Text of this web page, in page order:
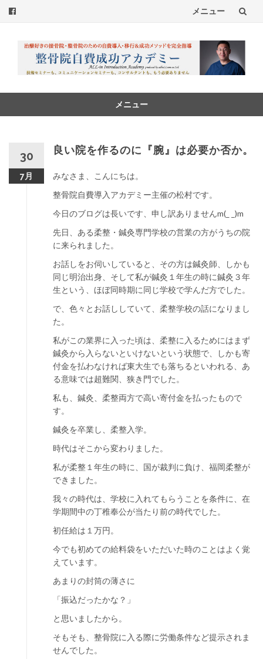
メニュー
ス
メニュー
30
7月
良い院を作るのに『腕』は必要か否か。
みなさま、こんにちは。
整骨院自費導入アカデミー主催の松村です。
今日のブログは長いです、申し訳ありませんm(_ _)m
先日、ある柔整・鍼灸専門学校の営業の方がうちの院
に来られました。
お話しをお伺いしていると、その方は鍼灸師、しかも
同じ明治出身、そして私が鍼灸１年生の時に鍼灸３年
生という、ほぼ同時期に同じ学校で学んだ方でした。
で、色々とお話ししていて、柔整学校の話になりまし
た。
私がこの業界に入った頃は、柔整に入るためにはまず
鍼灸から入らないといけないという状態で、しかも寄
付金を払わなければ東大生でも落ちるといわれる、あ
る意味では超難関、狭き門でした。
私も、鍼灸、柔整両方で高い寄付金を払ったもので
す。
鍼灸を卒業し、柔整入学。
時代はそこから変わりました。
私が柔整１年生の時に、国が裁判に負け、福岡柔整が
できました。
我々の時代は、学校に入れてもらうことを条件に、在
学期間中の丁稚奉公が当たり前の時代でした。
初任給は１万円。
今でも初めての給料袋をいただいた時のことはよく覚
えています。
あまりの封筒の薄さに
「振込だったかな？」
と思いましたから。
そもそも、整骨院に入る際に労働条件など提示されま
せんでした。